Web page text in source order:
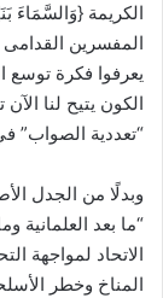
الكريمة {وَالسَّمَاءَ
المفسرين
يعرفوا فكرة توسع
الكون يتيح لنا
“تعددية الصواب”
وبدلًا من الجدل
“ما بعد العلمانية
الاتحاد لمواجهة
المناخ وخطر